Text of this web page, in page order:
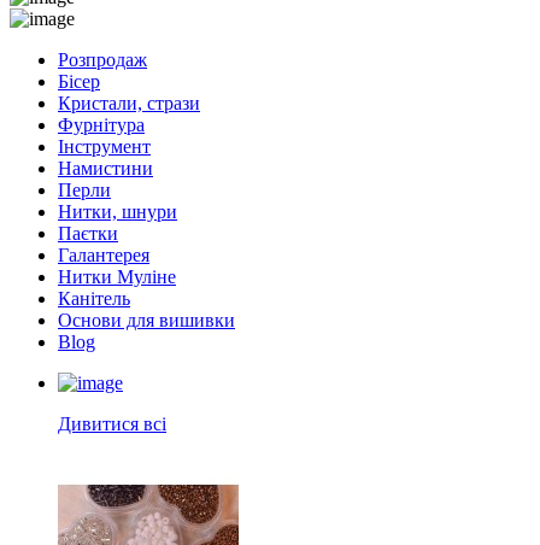
Розпродаж
Бісер
Кристали, стрази
Фурнітура
Інструмент
Намистини
Перли
Нитки, шнури
Паєтки
Галантерея
Нитки Муліне
Канітель
Основи для вишивки
Blog
Дивитися всі